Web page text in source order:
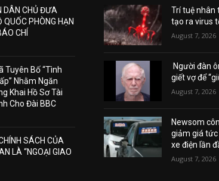
DÂN CHỦ ĐƯA
QUỐC PHÒNG HẠN
CHÍ
Tuyên Bố “Tình
Nhằm Ngăn
Khai Hồ Sơ Tài
Cho Đài BBC
SÁCH CỦA
LÀ “NGOẠI GIAO
Trí tuệ nhân
tạo ra virus
August 7, 2026
Người đàn
giết vợ để
August 7, 2026
Newsom
giảm giá
xe điện lần
August 7, 2026